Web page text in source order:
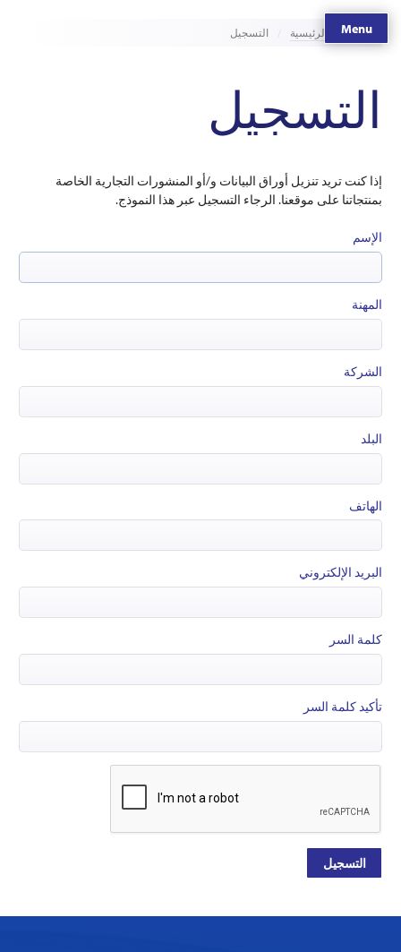
Menu
الصفحة الرئيسية التسجيل
التسجيل
إذا كنت تريد تنزيل أوراق البيانات و/أو المنشورات التجارية الخاصة
بمنتجاتنا على موقعنا. الرجاء التسجيل عبر هذا النموذج.
الإسم
المهنة
الشركة
البلد
الهاتف
البريد الإلكتروني
كلمة السر
تأكيد كلمة السر
التسجيل